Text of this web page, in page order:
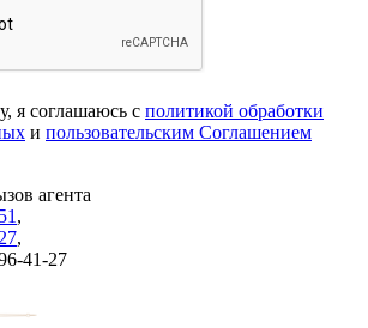
я соглашаюсь с политикой обработки
и пользовательским Соглашением
агента
,
,
41-27